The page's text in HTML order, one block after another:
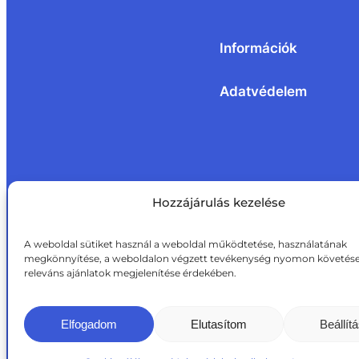
Hozzájárulás kezelése
A weboldal sütiket használ a weboldal működtetése, használatának
megkönnyítése, a weboldalon végzett tevékenység nyomon
releváns ajánlatok megjelenítése érdekében.
Elfogadom Elutasítom
Információk
Adatvédelem